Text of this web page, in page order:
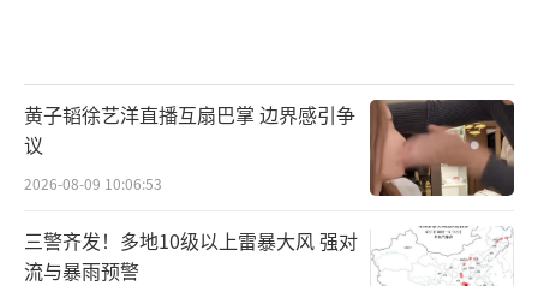
黄子韬徐艺洋直播互扇巴掌 边界感引争
议
2026-08-09 10:06:53
三警齐发！多地10级以上雷暴大风 强对
流与暴雨预警